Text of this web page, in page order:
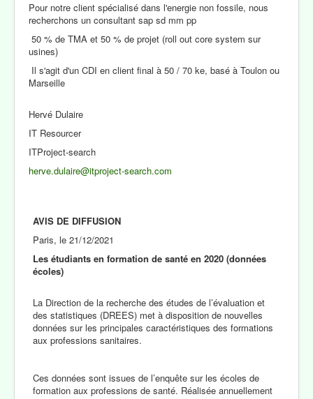
Pour notre client spécialisé dans l'energie non fossile, nous
recherchons un consultant sap sd mm pp
50 % de TMA et 50 % de projet (roll out core system sur
usines)
Il s'agit d'un CDI en client final à 50 / 70 ke, basé à Toulon ou
Marseille
Hervé Dulaire
IT Resourcer
ITProject-search
herve.dulaire@itproject-search.com
AVIS DE DIFFUSION
Paris, le 21/12/2021
Les étudiants en formation de santé en 2020 (données
écoles)
La Direction de la recherche des études de l’évaluation et
des statistiques (DREES) met à disposition de nouvelles
données sur les principales caractéristiques des formations
aux professions sanitaires.
Ces données sont issues de l’enquête sur les écoles de
formation aux professions de santé. Réalisée annuellement